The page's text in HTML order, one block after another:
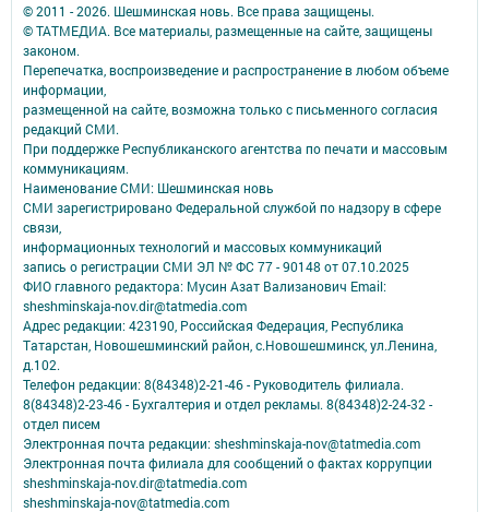
© 2011 - 2026. Шешминская новь. Все права защищены.
© ТАТМЕДИА. Все материалы, размещенные на сайте, защищены
законом.
Перепечатка, воспроизведение и распространение в любом объеме
информации,
размещенной на сайте, возможна только с письменного согласия
редакций СМИ.
При поддержке Республиканского агентства по печати и массовым
коммуникациям.
Наименование СМИ: Шешминская новь
СМИ зарегистрировано Федеральной службой по надзору в сфере
связи,
информационных технологий и массовых коммуникаций
запись о регистрации СМИ ЭЛ № ФС 77 - 90148 от 07.10.2025
ФИО главного редактора: Мусин Азат Вализанович Email:
sheshminskaja-nov.dir@tatmedia.com
Адрес редакции: 423190, Российская Федерация, Республика
Татарстан, Новошешминский район, с.Новошешминск, ул.Ленина,
д.102.
Телефон редакции: 8(84348)2-21-46 - Руководитель филиала.
8(84348)2-23-46 - Бухгалтерия и отдел рекламы. 8(84348)2-24-32 -
отдел писем
Электронная почта редакции: sheshminskaja-nov@tatmedia.com
Электронная почта филиала для сообщений о фактах коррупции
sheshminskaja-nov.dir@tatmedia.com
sheshminskaja-nov@tatmedia.com